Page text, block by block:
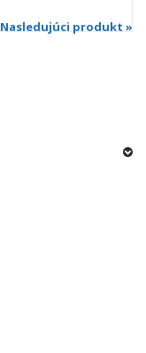
Nasledujúci produkt »